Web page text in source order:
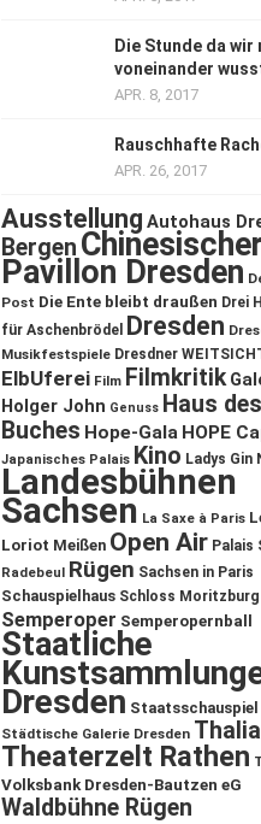
Die Stunde da wir
voneinander
APR. 8, 2017
Rauschhafte
APR. 26, 2017
Ausstellung Autohaus
Bergen Chinesischer
Pavillon Dresden
Post Die Ente bleibt draußen Drei
für Aschenbrödel
Dresden
Musikfestspiele Dresdner
ElbUferei Film Filmkritik
Holger John Genuss Haus des
Buches Hope-Gala HOPE
Japanisches Palais Kino Ladys Gin
Landesbühnen
Sachsen La Saxe à Paris
Loriot Meißen Open Air Palais
Radebeul Rügen Sachsen in Paris
Schauspielhaus Schloss Moritzburg
Semperoper Semperopernball
Staatliche
Dresden Staatsschauspiel
Städtische Galerie Dresden Thalia
Theaterzelt Rathen
Volksbank Dresden-Bautzen eG
Waldbühne Rügen